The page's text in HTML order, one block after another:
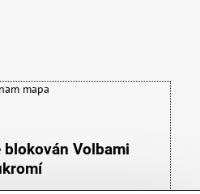
blokován Volbami